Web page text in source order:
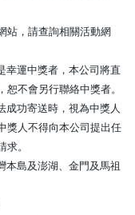
站，請查詢相關活動網
幸運中獎者，本公司將直
不會另行聯絡中獎者。
成功寄送時，視為中獎人
獎人不得向本公司提出任
。
本島及澎湖、金門及馬祖